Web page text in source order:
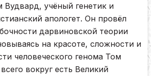
Вудвард, учёный генетик и
апологет. Он провёл
дарвиновской теории
на красоте, сложности и
человеческого генома Том
вокруг есть Великий